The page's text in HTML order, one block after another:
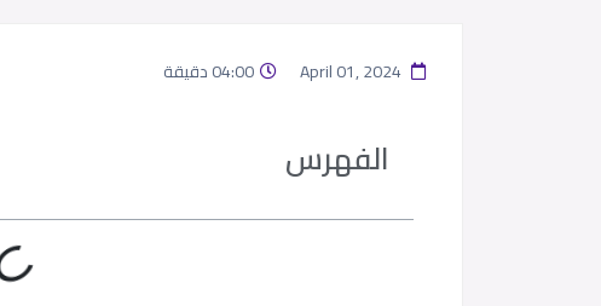
04:00 دقيقة
الفهرس